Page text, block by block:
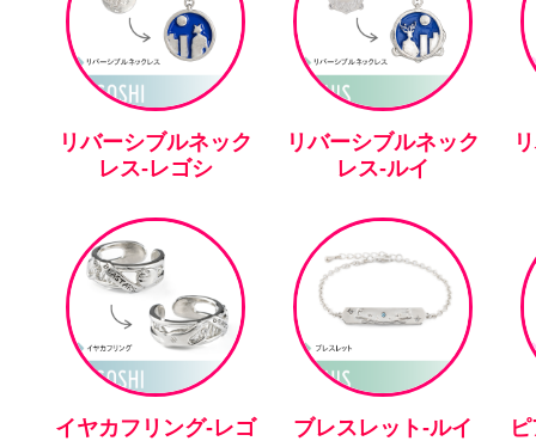
リバーシブルネック
レス-レゴシ
リバーシブルネック
レス-ルイ
イヤカフリング-レゴ
ブレスレット-ルイ